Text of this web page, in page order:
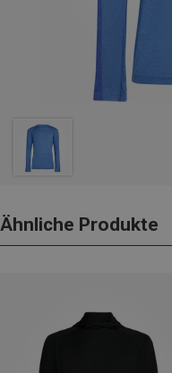
Ähnliche Produkte